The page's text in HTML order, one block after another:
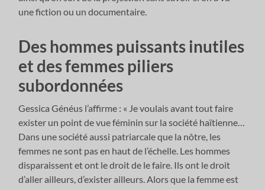
une fiction ou un documentaire.
Des hommes puissants inutiles
et des femmes piliers
subordonnées
Gessica Généus l’affirme : « Je voulais avant tout faire
exister un point de vue féminin sur la société haïtienne…
Dans une société aussi patriarcale que la nôtre, les
femmes ne sont pas en haut de l’échelle. Les hommes
disparaissent et ont le droit de le faire. Ils ont le droit
d’aller ailleurs, d’exister ailleurs. Alors que la femme est